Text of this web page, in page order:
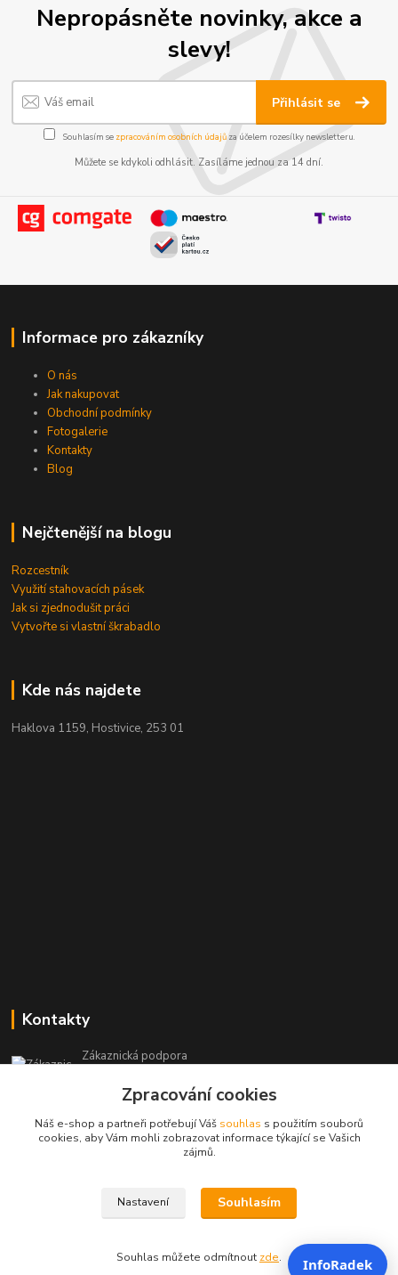
Nepropásněte novinky, akce a
slevy!
Přihlásit se
Souhlasím se zpracováním osobních údajůza účelem rozesílky newsletteru.
Můžete se kdykoli odhlásit. Zasíláme jednou za 14 dní.
Informace pro zákazníky
O nás
Jak nakupovat
Obchodní podmínky
Fotogalerie
Kontakty
Blog
Nejčtenější na blogu
Rozcestník
Využití stahovacích pásek
Jak si zjednodušit práci
Vytvořte si vlastní škrabadlo
Kde nás najdete
Haklova 1159, Hostivice, 253 01
Kontakty
Zákaznická podpora
(Po-Pá, 9-19 hod.)
info@infoproinfo.cz
RadovanCZ 2023-25
Eshop-rychle.cz
Zpracování cookies
Náš e-shop a partneři potřebují Váš souhlas s použitím souborů
cookies, aby Vám mohli zobrazovat informace týkající se Vašich
zájmů.
Nastavení Souhlasím
Souhlas můžete odmítnout zde. InfoRadek